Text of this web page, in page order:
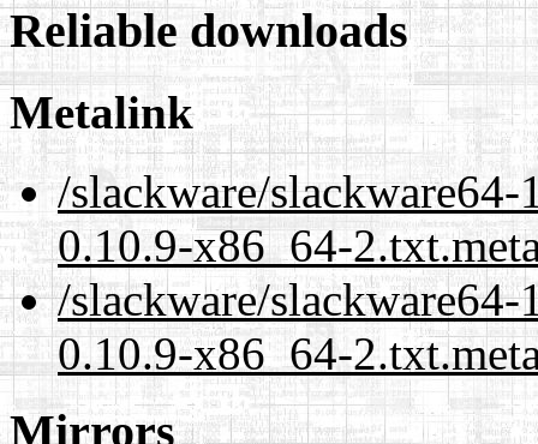
Reliable downloads
Metalink
/slackware/
0.10.9-x86_64-
/slackware/
0.10.9-x86_64-
Mirrors